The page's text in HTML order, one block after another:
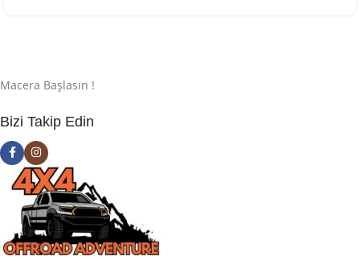
Macera Başlasın !
Bizi Takip Edin